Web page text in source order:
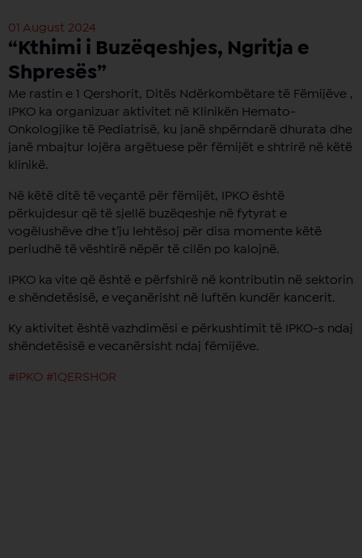
01 August 2024
“Kthimi i Buzëqeshjes, Ngritja e
Shpresës”
Me rastin e 1 Qershorit, Ditës Ndërkombëtare të Fëmijëve ‍,
IPKO ka organizuar aktivitet në Klinikën Hemato-
Onkologjike të Pediatrisë, ku janë shpërndarë dhurata dhe
janë mbajtur lojëra argëtuese për fëmijët e shtrirë në këtë
klinikë.
Në këtë ditë të veçantë për fëmijët, IPKO është
përkujdesur që të sjellë buzëqeshje në fytyrat e
vogëlushëve dhe t’ju lehtësoj për disa momente këtë
periudhë të vështirë nëpër të cilën po kalojnë.
IPKO ka vite që është e përfshirë në kontributin në sektorin
e shëndetësisë, e veçanërisht në luftën kundër kancerit.
Ky aktivitet është vazhdimësi e përkushtimit të IPKO-s ndaj
shëndetësisë e vecanërsisht ndaj fëmijëve.
#IPKO #1QERSHOR